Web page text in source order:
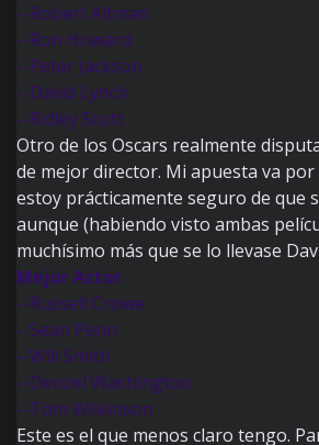
--Robert Altman
--Ron Howard
--Peter Jackson
--David Lynch
--Ridley Scott
Otro de los Oscars realmente
de mejor director. Mi apuesta va por
estoy prácticamente seguro de que
aunque (habiendo visto ambas
muchísimo más que se lo llevase
Mejor Actor
--Russell Crowe
--Sean Penn
--Will Smith
--Denzel Washington
--Tom Wilkinson
Este es el que menos claro tengo.